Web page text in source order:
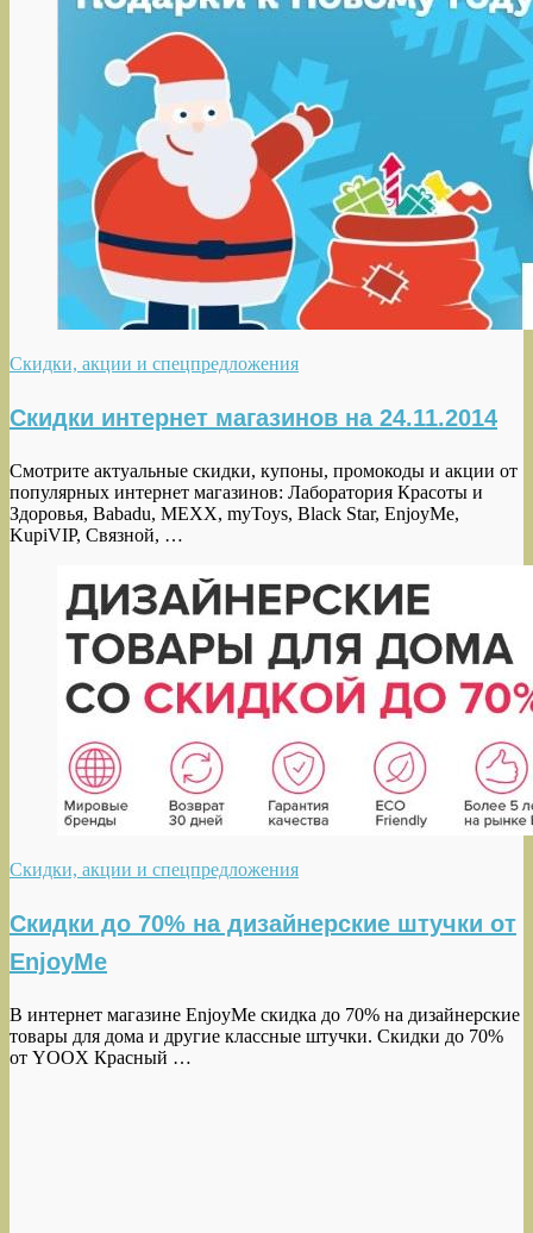
Скидки, акции и спецпредложения
Скидки интернет магазинов на 24.11.2014
Смотрите актуальные скидки, купоны, промокоды и акции от
популярных интернет магазинов: Лаборатория Красоты и
Здоровья, Babadu, MEXX, myToys, Black Star, EnjoyMe,
KupiVIP, Связной, …
Скидки, акции и спецпредложения
Скидки до 70% на дизайнерские штучки от
EnjoyMe
В интернет магазине EnjoyMe скидка до 70% на дизайнерские
товары для дома и другие классные штучки. Скидки до 70%
от YOOX Красный …